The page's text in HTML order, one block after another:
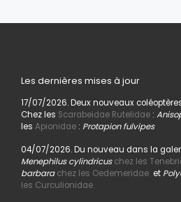
Les dernières mises à jour
17/07/2026. Deux nouveaux
Chez les Scarabeidae Rutelidae:
les Apionidae: Protapion fulvipes
04/07/2026. Du nouveau dans la
Menephilus cylindricus chez les
barbara chez les Oedemeridaeet
les Curculionidae.